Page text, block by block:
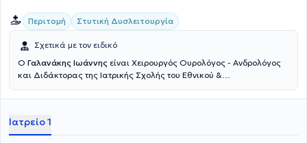
Περιτομή Στυτική Δυσλειτουργία
Σχετικά με τον ειδικό
Ο Γαλανάκης Ιωάννης είναι Χειρουργός Ουρολόγος - Ανδρολόγος
και Διδάκτορας της Ιατρικής Σχολής του Εθνικού &
Αμπελόκηπους και στη Νίκαια. Ολοκλήρωσε τις βασικές του
Θεσσαλονίκης. Ως στρατιωτικός ιατρός αποφοίτησε παράλληλα
και από τη Στρατιωτική Σχολή Αξιωματικών Σωμάτων,
Ιατρείο 1